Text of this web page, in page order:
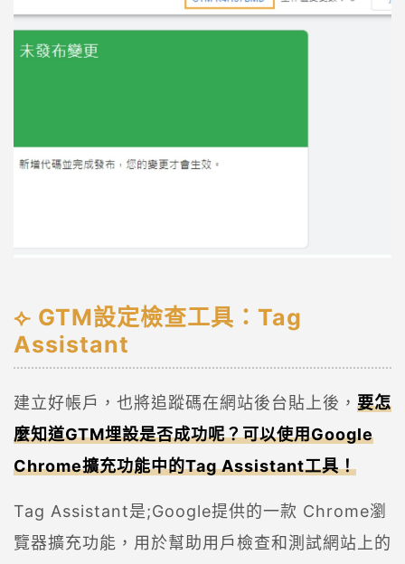
GTM設定檢查工具：Tag
Assistant
建立好帳戶，也將追蹤碼在網站後台貼上後， 要怎
麼知道GTM埋設是否成功呢？可以使用Google
Chrome擴充功能中的Tag Assistant工具！
Tag Assistant是;Google提供的一款 Chrome瀏
覽器擴充功能，用於幫助用戶檢查和測試網站上的